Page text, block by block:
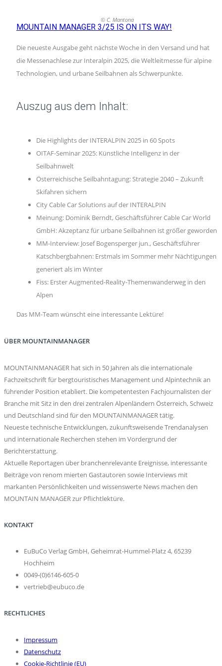
© C. Mantona
MOUNTAIN MANAGER 3/25 IS ON ITS WAY!
Die neueste Ausgabe geht nächste Woche in den Versand und hat
die Messenachlese zur Interalpin 2025, die Weltleitmesse für alpine
Technologien, und urbane Seilbahnen als Schwerpunkte.
Auszug aus dem Inhalt:
Die Highlights der INTERALPIN 2025 in 60 Spots
OITAF-Seminar 2025: Künstliche Intelligenz in der
Seilbahnwelt
Österreichische Seilbahntagung: Strategie 2040 – Zukunft
Skifahren sichern
City Cable Car Solutions auf der INTERALPIN
Meinung: Dominik Berndt, Geschäftsführer Cable Car World
GmbH: Akzeptanz für urbane Seilbahnen ist größer geworden
MM-Interview: Josef Bogensperger jun., Geschäftsführer
Katschbergbahnen: Erstmals im Sommer mehr Nächtigungen
generiert als im Winter
Fiss: Erster Augmented-Reality-Themenwanderweg in den
Alpen
Das MM-Team wünscht eine interessante Lektüre!
ÜBER MOUNTAINMANAGER
MOUNTAINMANAGER hat sich in 50 Jahren als die internationale
Fachzeitschrift für bergtouristisches Management und Alpintechnik an
führender Position etabliert. Die kompetentesten Fachjournalisten der
Branche mit Sitz in den drei zentralen Alpenländern Österreich, Schweiz
und Deutschland sind für den MOUNTAINMANAGER tätig.
Neueste technische Entwicklungen, zukunftsweisende Trendanalysen
und internationale Recherchen stehen im Vordergrund der
Berichterstattung.
Aktuelle Reportagen über branchenrelevante Ereignisse, interessante
Beiträge von renom mierten Gastautoren sowie Interviews mit
markanten Persönlichkeiten und wissenswerte News machen den
MOUNTAIN MANAGER zur Pflichtlektüre.
KONTAKT
EuBuCo Verlag GmbH, Geheimrat-Hummel-Platz 4, 65239
Hochheim
0049-(0)6146-605-0
vertrieb@eubuco.de
RECHTLICHES
Impressum
Datenschutz
Cookie-Richtlinie (EU)